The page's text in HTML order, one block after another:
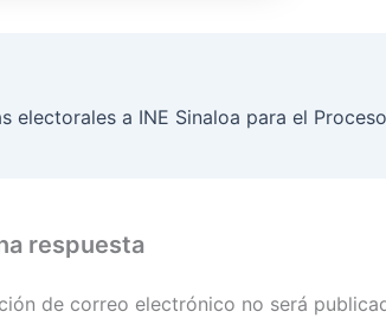
respuesta
de correo electrónico no será